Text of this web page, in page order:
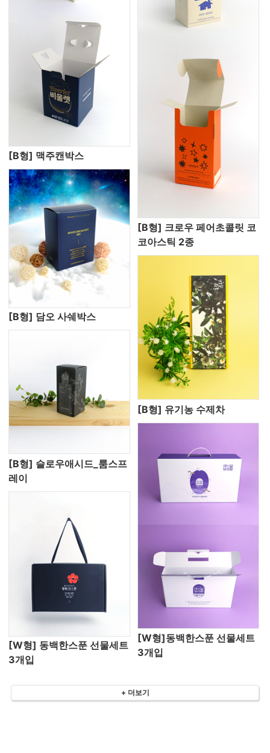
[B형] 맥주캔박스
[B형] 담오 사쉐박스
[B형] 크로우 페어초콜릿 코
코아스틱 2종
[B형] 슬로우애시드_룸스프
레이
[B형] 유기농 수제차
[W형] 동백한스푼 선물세트
3개입
[W형]동백한스푼 선물세트
3개입
+ 더보기